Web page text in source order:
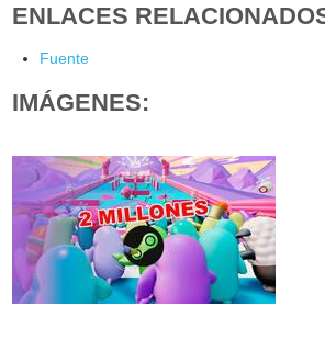
ENLACES
Fuente
IMÁGENES: